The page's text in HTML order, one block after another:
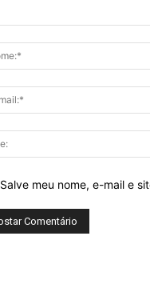
Salve meu nome, e-mail e